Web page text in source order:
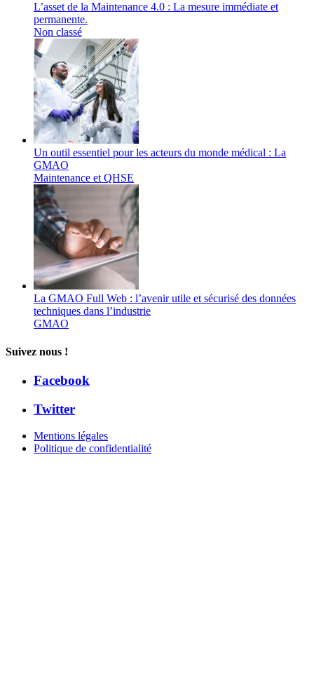
L’asset de la Maintenance 4.0 : La mesure immédiate et
permanente.
Non classé
Un outil essentiel pour les acteurs du monde médical : La
GMAO
Maintenance et QHSE
La GMAO Full Web : l’avenir utile et sécurisé des données
techniques dans l’industrie
GMAO
Suivez nous !
Facebook
Twitter
Mentions légales
Politique de confidentialité